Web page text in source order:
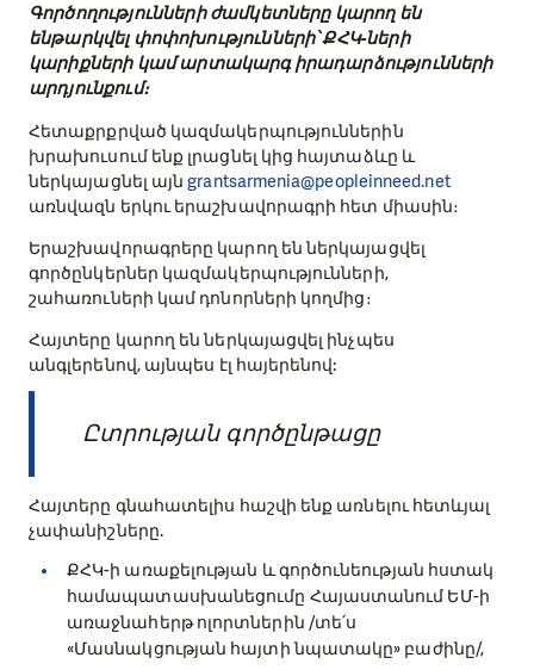
Գործողությունների ժամկետները կարող են
ենթարկվել փոփոխությունների՝ՔՀԿ-ների
կարիքների կամ արտակարգ իրադարձությունների
արդյունքում։
Հետաքրքրված կազմակերպություններին
խրախուսում ենք լրացնել կից հայտաձևը և
ներկայացնել այնgrantsarmenia@peopleinneed.net
առնվազն երկու երաշխավորագրի հետ միասին։
Երաշխավորագրերը կարող են ներկայացվել
գործընկերներ կազմակերպությունների,
շահառուների կամ դոնորների կողմից։
Հայտերը կարող են ներկայացվել ինչպես
անգլերենով, այնպես էլ հայերենով:
Ըտրության գործընթացը
Հայտերը գնահատելիս հաշվի ենք առնելու հետևյալ
չափանիշները.
ՔՀԿ-ի առաքելության և գործունեության հստակ
համապատասխանեցումը Հայաստանում ԵՄ-ի
առաջնահերթ ոլորտներին /տե՛ս
«Մասնակցության հայտի նպատակը» բաժինը/,